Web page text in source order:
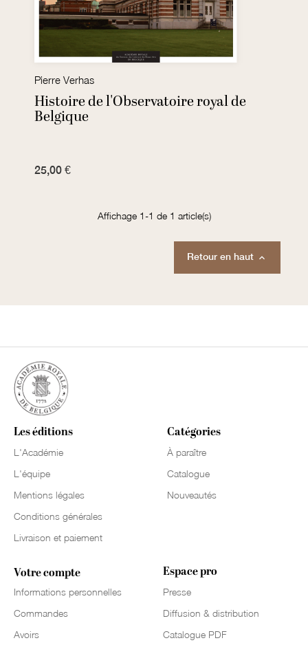
Pierre Verhas
Histoire de l'Observatoire royal de
Belgique
25,00 €
Affichage 1-1 de 1 article(s)
Retour en haut 
Les éditions
L'Académie
L'équipe
Mentions légales
Conditions générales
Livraison et paiement
Catégories
À paraître
Catalogue
Nouveautés
Votre compte
Informations personnelles
Commandes
Avoirs
Espace pro
Presse
Diffusion & distribution
Catalogue PDF